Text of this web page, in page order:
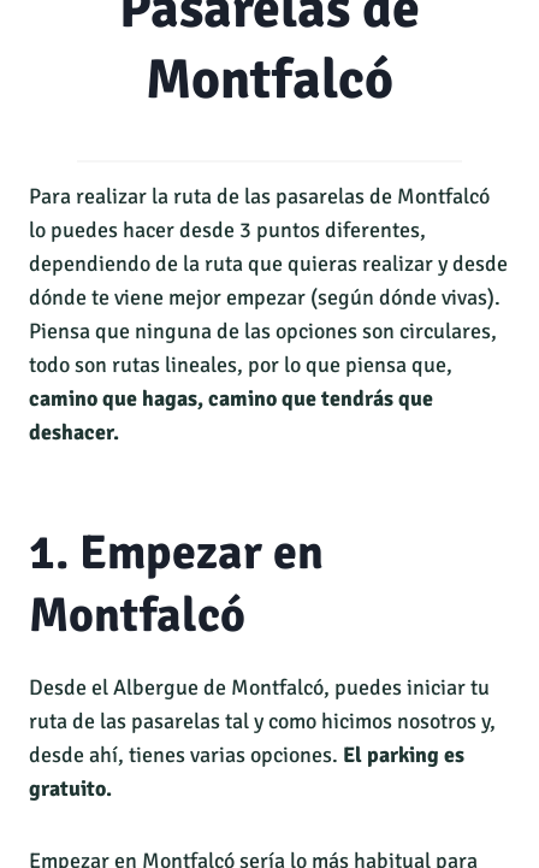
Montfalcó
Para realizar la ruta de las pasarelas de Montfalcó
lo puedes hacer desde 3 puntos diferentes,
dependiendo de la ruta que quieras realizar y desde
dónde te viene mejor empezar (según dónde vivas).
Piensa que ninguna de las opciones son circulares,
todo son rutas lineales, por lo que piensa que,
camino que hagas, camino que tendrás que
deshacer.
1. Empezar en
Montfalcó
Desde el Albergue de Montfalcó, puedes iniciar tu
ruta de las pasarelas tal y como hicimos nosotros y,
desde ahí, tienes varias opciones. El parking es
gratuito.
Empezar en Montfalcó sería lo más habitual para